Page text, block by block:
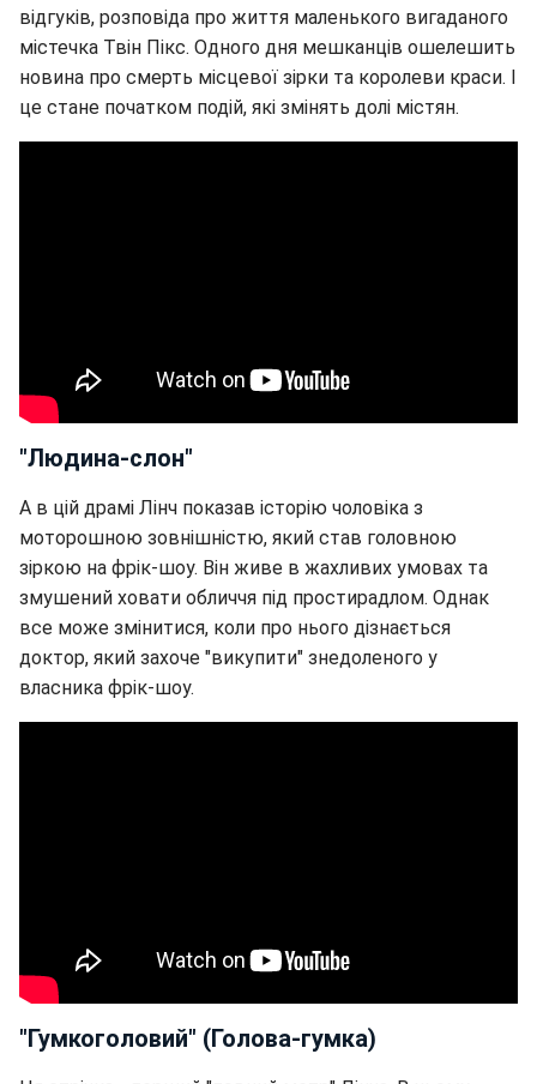
відгуків, розповіда про життя маленького вигаданого
містечка Твін Пікс. Одного дня мешканців ошелешить
новина про смерть місцевої зірки та королеви краси. І
це стане початком подій, які змінять долі містян.
"Людина-слон"
А в цій драмі Лінч показав історію чоловіка з
моторошною зовнішністю, який став головною
зіркою на фрік-шоу. Він живе в жахливих умовах та
змушений ховати обличчя під простирадлом. Однак
все може змінитися, коли про нього дізнається
доктор, який захоче "викупити" знедоленого у
власника фрік-шоу.
"Гумкоголовий" (Голова-гумка)